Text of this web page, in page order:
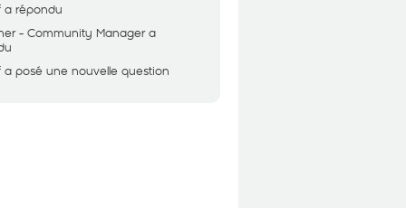
a répondu
- Community Manager a
a posé une nouvelle question